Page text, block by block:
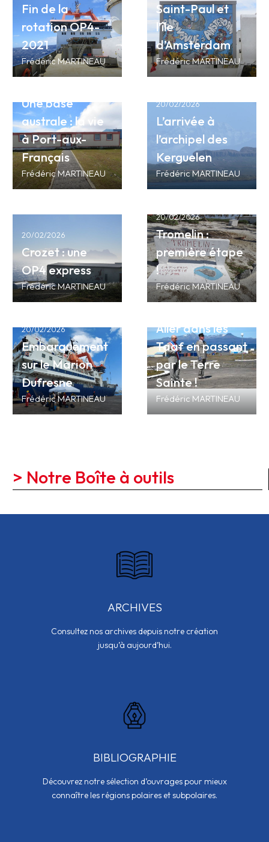
Fin de la
rotation OP4-
2021
Frédéric MARTINEAU
Saint-Paul et
l’île
d’Amsterdam
Frédéric MARTINEAU
Une base
australe : la vie
à Port-aux-
Français
Frédéric MARTINEAU
20/02/2026
L’arrivée à
l’archipel des
Kerguelen
Frédéric MARTINEAU
20/02/2026
Crozet : une
OP4 express
Frédéric MARTINEAU
20/02/2026
Tromelin :
première étape
!
Frédéric MARTINEAU
20/02/2026
Embarquement
sur le Marion
Dufresne
Frédéric MARTINEAU
Aller dans les
Taaf en passant
par le Terre
Sainte !
Frédéric MARTINEAU
> Notre Boîte à outils
ARCHIVES
Consultez nos archives depuis notre création
jusqu’à aujourd’hui.
BIBLIOGRAPHIE
Découvrez notre sélection d’ouvrages pour mieux
connaître les régions polaires et subpolaires.